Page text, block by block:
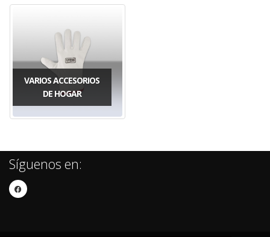
VARIOS ACCESORIOS
DE HOGAR
Síguenos en: